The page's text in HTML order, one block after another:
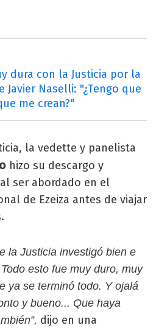
dura con la Justicia por la
Javier Naselli: "¿Tengo que
me crean?"
la vedette y panelista
hizo su descargo y
ser abordado en el
de Ezeiza antes de viajar
la Justicia investigó bien e
esto fue muy duro, muy
ya se terminó todo. Y ojalá
y bueno... Que haya
dijo en una